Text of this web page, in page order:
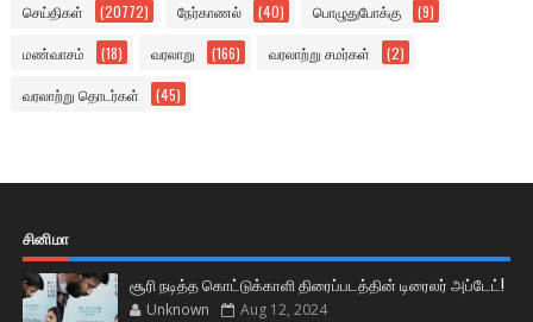
செய்திகள் (20772) நேர்காணல் (40) பொழுதுபோக்கு (9)
மண்வாசம் (18) வரலாறு (166) வரலாற்று சமர்கள் (2)
வரலாற்று தொடர்கள் (45)
சினிமா
சூரி நடித்த கொட்டுக்காளி திரைப்படத்தின் டிரைலர் அப்டேட்!
Unknown Aug 12, 2024